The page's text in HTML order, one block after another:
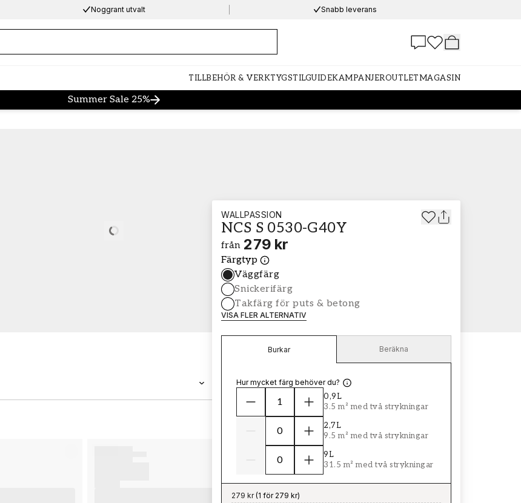
Noggrant utvalt Snabb leverans
TILLBEHÖR & VERKTYGSTILGUIDEKAMPANJEROUTLETMAGASIN
Summer Sale 25%
Loading…
WALLPASSION
NCS S 0530-G40Y
från 279 kr
Färgtyp
Väggfärg
Snickerifärg
Takfärg för puts & betong
VISA FLER ALTERNATIV
Burkar Beräkna
Hur mycket färg behöver du?
0,9L
3.5 m² med två strykningar
2,7L
9.5 m² med två strykningar
9L
31.5 m² med två strykningar
279 kr(1 för 279 kr)